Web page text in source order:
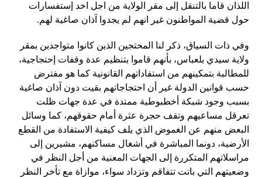
اللذان قاما بالتنقل إلى مقر الولاية من اجل اخد إستفسارات
حول قضية المواطنون غير انهم لم يجدوا آذان صاغية لهم.
وفي ذات السياق، ذكر لنا المحتجين الذين كانوا متواجدين بمقر
ولاية سيدي بلعباس، بأنهم قاموا بتنظيم عدة وقفات إحتجاجية،
للمطالبة بتمكينهم من استفاداتهم القانونية كما هو مفترض
حسب قوانين الدولة غير أن احتجاجاتهم بقيت دون آذان صاغية
بسبب وجود شبكة أخطبوطية ممتدة في عدة جهات ظلت
تعرقل مساعيهم وتقف حجرة عثرة أمام حقوقهم، كما وسائل
البعض منهم عن الغموض الذي يلف كيفية الاستفادة من القطع
الأرضية، دونما المباشرة في أشغال مساكنهم، مشيرين إلى
مراسلاتهم المتكررة إلى الجهات المعنية من أجل النظر في
وضعيتهم التي باتت تتفاقم وتزداد سواء، موازاة مع تأخر النظر